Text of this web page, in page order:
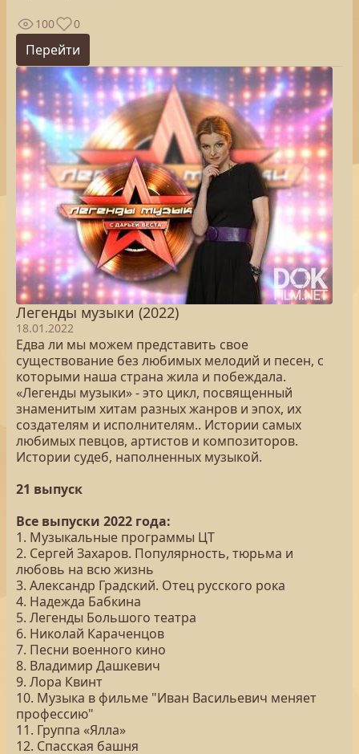
100 0
Перейти
Легенды музыки (2022)
18.01.2022
Едва ли мы можем представить свое
существование без любимых мелодий и песен, с
которыми наша страна жила и побеждала.
«Легенды музыки» - это цикл, посвященный
знаменитым хитам разных жанров и эпох, их
создателям и исполнителям.. Истории самых
любимых певцов, артистов и композиторов.
Истории судеб, наполненных музыкой.
21 выпуск
Все выпуски 2022 года:
1. Музыкальные программы ЦТ
2. Сергей Захаров. Популярность, тюрьма и
любовь на всю жизнь
3. Александр Градский. Отец русского рока
4. Надежда Бабкина
5. Легенды Большого театра
6. Николай Караченцов
7. Песни военного кино
8. Владимир Дашкевич
9. Лора Квинт
10. Музыка в фильме "Иван Васильевич меняет
профессию"
11. Группа «Ялла»
12. Спасская башня